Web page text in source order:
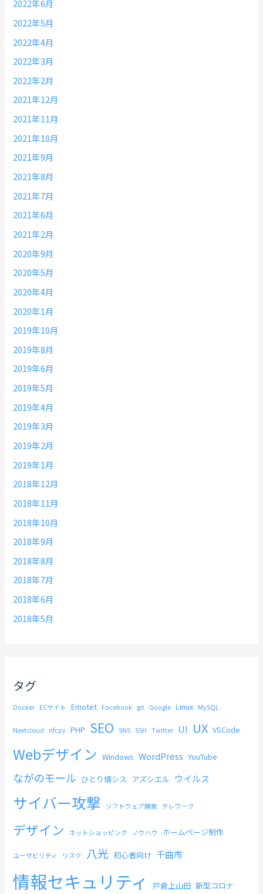
2022年6月
2022年5月
2022年4月
2022年3月
2022年2月
2021年12月
2021年11月
2021年10月
2021年9月
2021年8月
2021年7月
2021年6月
2021年2月
2020年9月
2020年5月
2020年4月
2020年1月
2019年10月
2019年8月
2019年6月
2019年5月
2019年4月
2019年3月
2019年2月
2019年1月
2018年12月
2018年11月
2018年10月
2018年9月
2018年8月
2018年7月
2018年6月
2018年5月
タグ
Docker ECサイト Emotet Facebook git Google Linux MySQL
Nextcloud nfcpy PHP SEO SNS SSH Twitter UI UX VSCode
Webデザイン Windows WordPress YouTube
ながのモール ひとり情シス アズシエル ウイルス
サイバー攻撃 ソフトウェア開発 テレワーク
デザイン ネットショッピング ノウハウ ホームページ制作
ユーザビリティ リスク 八光 初心者向け 千曲市
情報セキュリティ 戸倉上山田 新型コロナ